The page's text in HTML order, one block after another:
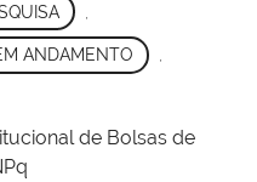
ANDAMENTO ,
de Bolsas de